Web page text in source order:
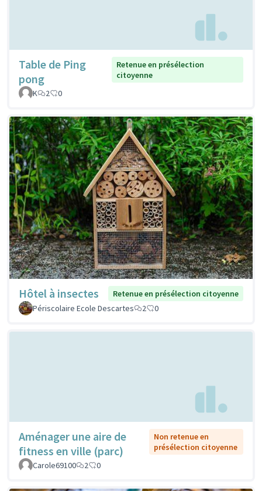
Table de Ping
pong
Retenue en présélection
citoyenne
K
2 0
Hôtel à insectes
Retenue en présélection citoyenne
Périscolaire Ecole Descartes
2 0
Aménager une aire de
fitness en ville (parc)
Non retenue en
présélection citoyenne
Carole69100
2 0